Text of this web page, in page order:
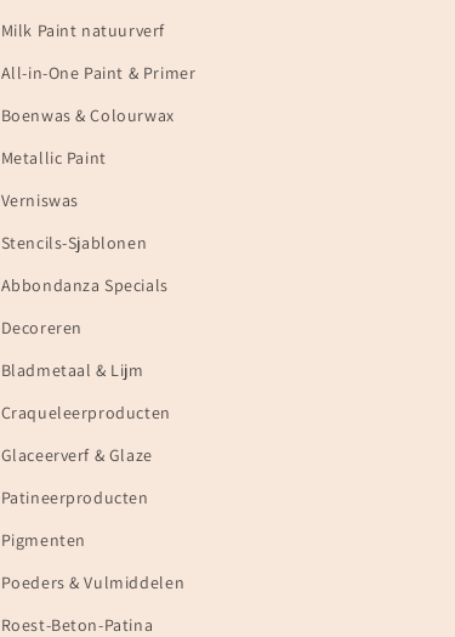
Milk Paint natuurverf
All-in-One Paint & Primer
Boenwas & Colourwax
Metallic Paint
Verniswas
Stencils-Sjablonen
Abbondanza Specials
Decoreren
Bladmetaal & Lijm
Craqueleerproducten
Glaceerverf & Glaze
Patineerproducten
Pigmenten
Poeders & Vulmiddelen
Roest-Beton-Patina